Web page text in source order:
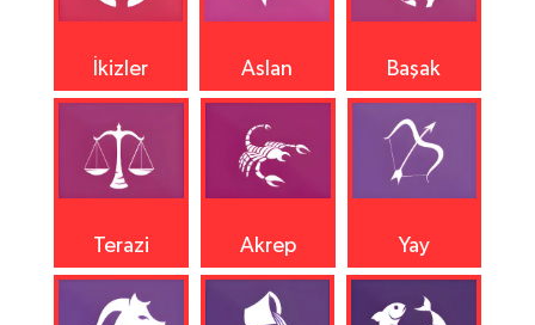
İkizler Aslan Başak
Terazi Akrep Yay